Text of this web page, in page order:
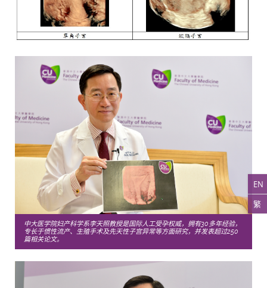
EN
繁
中大医学院妇产科学系李天照教授是国际人工受孕权威，拥有30多年经验，
专长于惯性流产、生殖手术及先天性子宫异常等方面研究，并发表超过250
篇相关论文。